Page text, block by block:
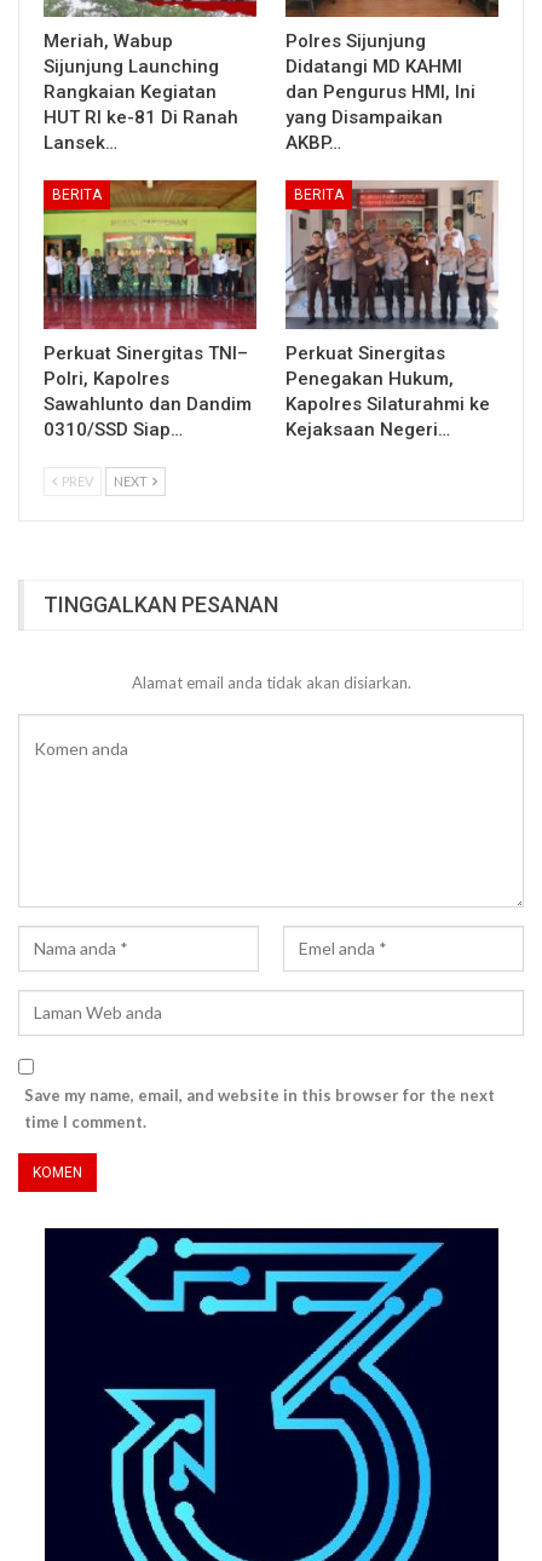
Meriah, Wabup
Sijunjung Launching
Rangkaian Kegiatan
HUT RI ke-81 Di Ranah
Lansek…
Polres Sijunjung
Didatangi MD KAHMI
dan Pengurus HMI, Ini
yang Disampaikan
AKBP…
BERITA
Perkuat Sinergitas TNI–
Polri, Kapolres
Sawahlunto dan Dandim
0310/SSD Siap…
BERITA
Perkuat Sinergitas
Penegakan Hukum,
Kapolres Silaturahmi ke
Kejaksaan Negeri…
PREV NEXT
TINGGALKAN PESANAN
Alamat email anda tidak akan disiarkan.
Save my name, email, and website in this browser for the next
time I comment.